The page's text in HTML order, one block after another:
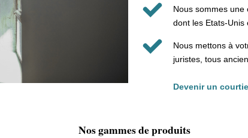
Nous sommes une
dont les Etats-Unis
Nous mettons à
juristes, tous
Devenir un
Nos gammes de produits